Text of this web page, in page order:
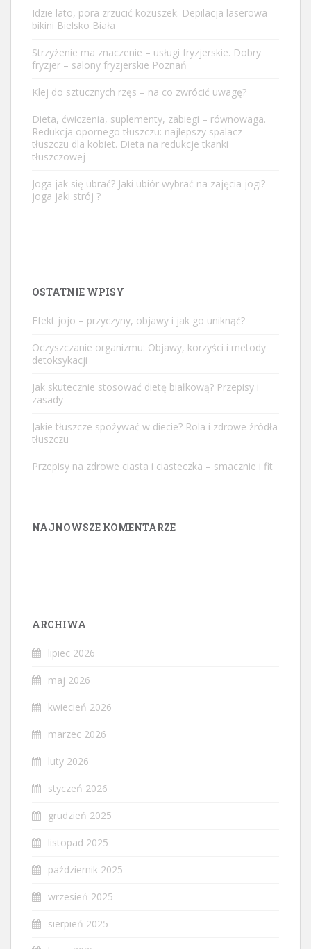
Idzie lato, pora zrzucić kożuszek. Depilacja laserowa
bikini Bielsko Biała
Strzyżenie ma znaczenie – usługi fryzjerskie. Dobry
fryzjer – salony fryzjerskie Poznań
Klej do sztucznych rzęs – na co zwrócić uwagę?
Dieta, ćwiczenia, suplementy, zabiegi – równowaga.
Redukcja opornego tłuszczu: najlepszy spalacz
tłuszczu dla kobiet. Dieta na redukcje tkanki
tłuszczowej
Joga jak się ubrać? Jaki ubiór wybrać na zajęcia jogi?
joga jaki strój ?
OSTATNIE WPISY
Efekt jojo – przyczyny, objawy i jak go uniknąć?
Oczyszczanie organizmu: Objawy, korzyści i metody
detoksykacji
Jak skutecznie stosować dietę białkową? Przepisy i
zasady
Jakie tłuszcze spożywać w diecie? Rola i zdrowe źródła
tłuszczu
Przepisy na zdrowe ciasta i ciasteczka – smacznie i fit
NAJNOWSZE KOMENTARZE
ARCHIWA
lipiec 2026
maj 2026
kwiecień 2026
marzec 2026
luty 2026
styczeń 2026
grudzień 2025
listopad 2025
październik 2025
wrzesień 2025
sierpień 2025